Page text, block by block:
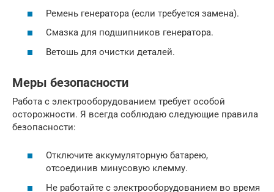
Ремень генератора (если требуется замена).
Смазка для подшипников генератора.
Ветошь для очистки деталей.
Меры безопасности
Работа с электрооборудованием требует особой
осторожности. Я всегда соблюдаю следующие правила
безопасности:
Отключите аккумуляторную батарею,
отсоединив минусовую клемму.
Не работайте с электрооборудованием во время